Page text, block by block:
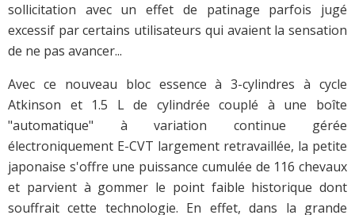
sollicitation avec un effet de patinage parfois jugé
excessif par certains utilisateurs qui avaient la sensation
de ne pas avancer...
Avec ce nouveau bloc essence à 3-cylindres à cycle
Atkinson et 1.5 L de cylindrée couplé à une boîte
"automatique" à variation continue gérée
électroniquement E-CVT largement retravaillée, la petite
japonaise s'offre une puissance cumulée de 116 chevaux
et parvient à gommer le point faible historique dont
souffrait cette technologie. En effet, dans la grande